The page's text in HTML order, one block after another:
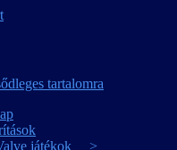
tartalomra
játékok >